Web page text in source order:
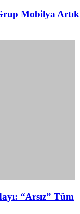
Mobilya Artık
“Arsız” Tüm